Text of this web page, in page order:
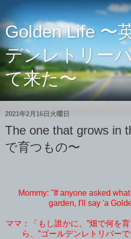
Golden Life 〜
デンレトリー
て来た〜
2021年2月16日火曜日
The one that grows in
で育つもの〜
Mommy: "If anyone asked
garden, I'll say 'a
ママ：「もし誰かに、”畑で何を
ら、”ゴールデンレトリバーで